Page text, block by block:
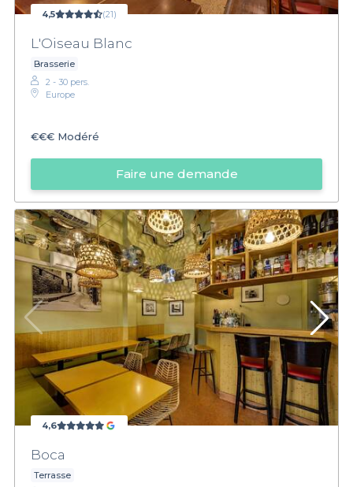
4,5 (21)
L'Oiseau Blanc
Brasserie
2 - 30 pers.
Europe
€€€ Modéré
Faire une demande
4,6
Boca
Terrasse